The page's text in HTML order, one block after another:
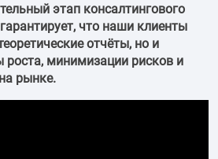
этап консалтингового
что наши клиенты
отчёты, но и
минимизации рисков и
рынке.